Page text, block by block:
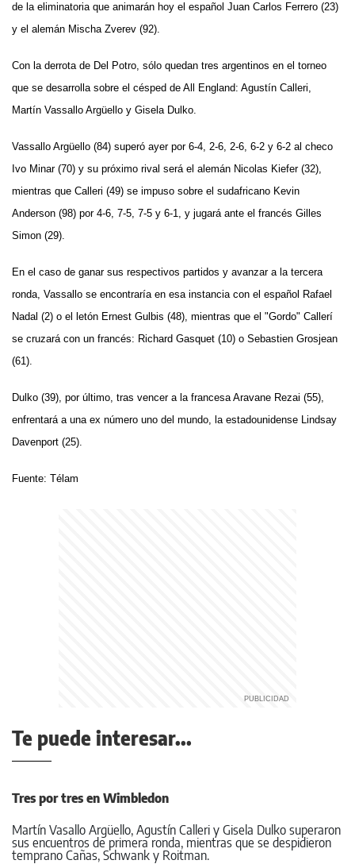
de la eliminatoria que animarán hoy el español Juan Carlos Ferrero (23)
y el alemán Mischa Zverev (92).
Con la derrota de Del Potro, sólo quedan tres argentinos en el torneo
que se desarrolla sobre el césped de All England: Agustín Calleri,
Martín Vassallo Argüello y Gisela Dulko.
Vassallo Argüello (84) superó ayer por 6-4, 2-6, 2-6, 6-2 y 6-2 al checo
Ivo Minar (70) y su próximo rival será el alemán Nicolas Kiefer (32),
mientras que Calleri (49) se impuso sobre el sudafricano Kevin
Anderson (98) por 4-6, 7-5, 7-5 y 6-1, y jugará ante el francés Gilles
Simon (29).
En el caso de ganar sus respectivos partidos y avanzar a la tercera
ronda, Vassallo se encontraría en esa instancia con el español Rafael
Nadal (2) o el letón Ernest Gulbis (48), mientras que el "Gordo" Callerí
se cruzará con un francés: Richard Gasquet (10) o Sebastien Grosjean
(61).
Dulko (39), por último, tras vencer a la francesa Aravane Rezai (55),
enfrentará a una ex número uno del mundo, la estadounidense Lindsay
Davenport (25).
Fuente: Télam
Te puede interesar...
Tres por tres en Wimbledon
Martín Vasallo Argüello, Agustín Calleri y Gisela Dulko superaron
sus encuentros de primera ronda, mientras que se despidieron
temprano Cañas, Schwank y Roitman.